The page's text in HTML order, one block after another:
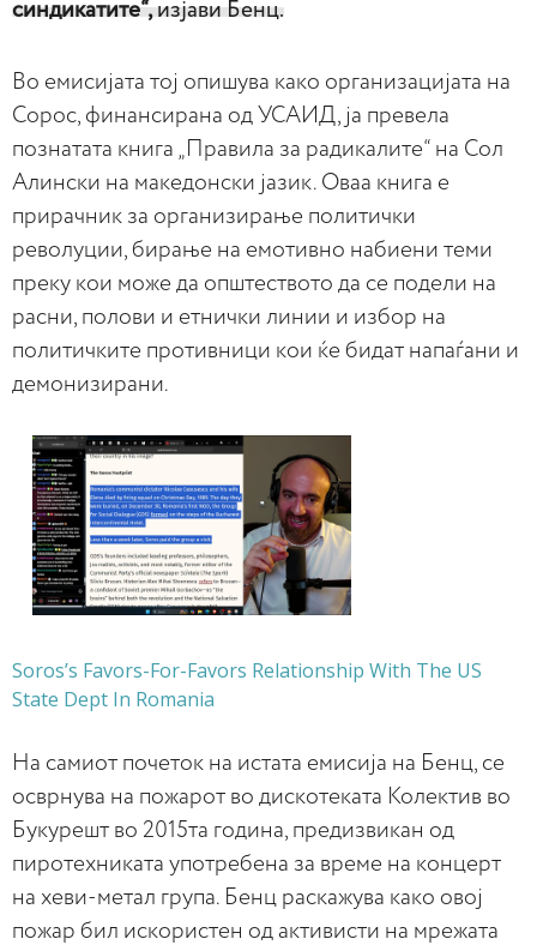
синдикатите“,изјави Бенц.
Во емисијата тој опишува како организацијата на
Сорос, финансирана од УСАИД, ја превела
познатата книга „Правила за радикалите“ на Сол
Алински на македонски јазик. Оваа книга е
прирачник за организирање политички
револуции, бирање на емотивно набиени теми
преку кои може да општеството да се подели на
расни, полови и етнички линии и избор на
политичките противници кои ќе бидат напаѓани и
демонизирани.
Soros’s Favors-For-Favors Relationship With The US
State Dept In Romania
На самиот почеток на истата емисија на Бенц, се
осврнува на пожарот во дискотеката Колектив во
Букурешт во 2015та година, предизвикан од
пиротехниката употребена за време на концерт
на хеви-метал група. Бенц раскажува како овој
пожар бил искористен од активисти на мрежата